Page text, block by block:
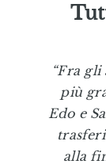
“Fra
più
Edo e
alla